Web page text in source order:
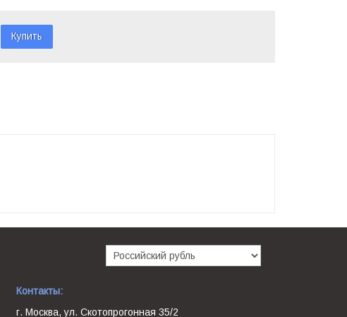
Контакты:
г. Москва, ул. Скотопрогонная 35/2